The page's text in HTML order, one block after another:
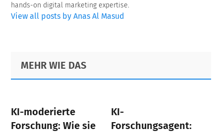
hands-on digital marketing expertise.
View all posts by Anas Al Masud
Primary
Sidebar
Footer
MEHR WIE DAS
KI-moderierte
Forschung: Wie sie
KI-
Forschungsagent: